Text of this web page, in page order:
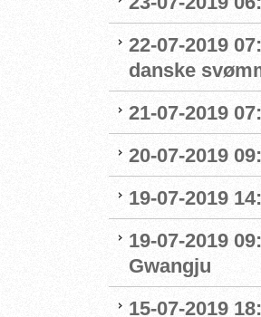
22-07-2019
danske
21-07-2019
20-07-2019
19-07-2019
19-07-2019
Gwangju
15-07-2019